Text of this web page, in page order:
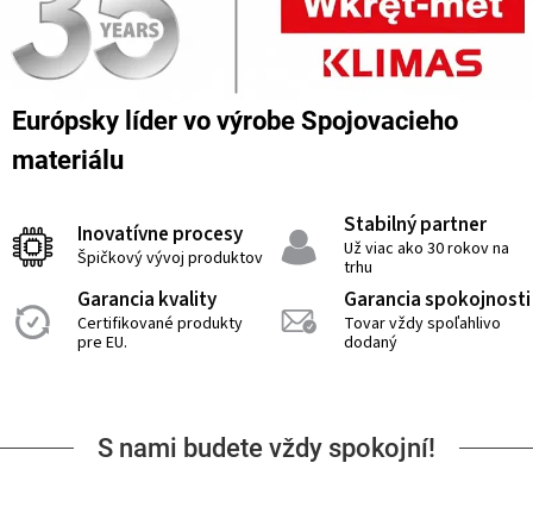
Európsky líder vo výrobe Spojovacieho
materiálu
Inovatívne procesy
Špičkový vývoj produktov
Stabilný partner
Už viac ako 30 rokov na
trhu
Garancia kvality
Certifikované produkty
pre EU.
Garancia spokojnosti
Tovar vždy spoľahlivo
dodaný
S nami budete vždy spokojní!